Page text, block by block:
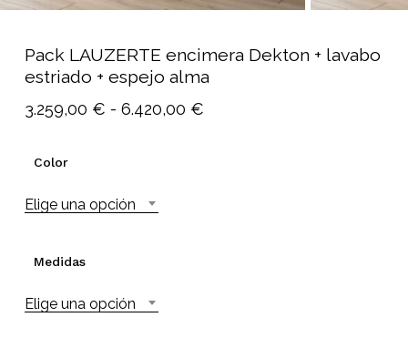
Pack LAUZERTE encimera Dekton + lavabo
estriado + espejo alma
3.259,00 € - 6.420,00 €Rango
Color
Elige una opción
Medidas
Elige una opción